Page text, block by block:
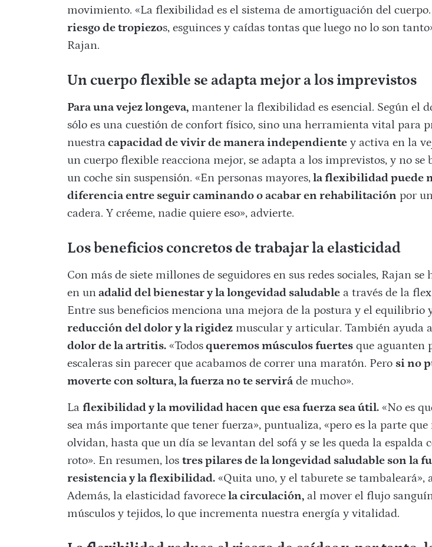
movimiento. «La flexibilidad es el sistema de amortiguación del cuerpo.
riesgo de tropiezos, esguinces y caídas tontas que luego no lo son
Rajan.
Un cuerpo flexible se adapta mejor a los imprevistos
Para una vejez longeva,mantener la flexibilidad es esencial. Según el
sólo es una cuestión de confort físico, sino una herramienta vital para
nuestracapacidad de vivir de manera independientey activa en la
un cuerpo flexible reacciona mejor, se adapta a los imprevistos, y no se
un coche sin suspensión. «En personas mayores,la flexibilidad puede
diferencia entre seguir caminando o acabar en rehabilitación por
cadera. Y créeme, nadie quiere eso», advierte.
Los beneficios concretos de trabajar la elasticidad
Con más de siete millones de seguidores en sus redes sociales, Rajan se
en unadalid del bienestar y la longevidad saludablea través de la
Entre sus beneficios menciona una mejora de la postura y el equilibrio
reducción del dolor y la rigidezmuscular y articular. También ayuda a
dolor de la artritis.«Todosqueremos músculos fuertesque aguanten
escaleras sin parecer que acabamos de correr una maratón. Pero si no
moverte con soltura, la fuerza no te serviráde mucho».
La flexibilidad y la movilidad hacen que esa fuerza sea útil.«No es
sea más importante que tener fuerza», puntualiza, «pero es la parte que
olvidan, hasta que un día se levantan del sofá y se les queda la espalda
roto». En resumen, los tres pilares de la longevidad saludable son la
resistencia y la flexibilidad.«Quita uno, y el taburete se tambaleará»,
Además, la elasticidad favorecela circulación,al mover el flujo
músculos y tejidos, lo que incrementa nuestra energía y vitalidad.